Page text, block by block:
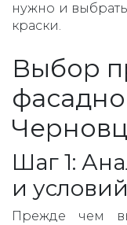
нужно и
краски.
Выбор
Шаг 1:
и условий
Прежде чем